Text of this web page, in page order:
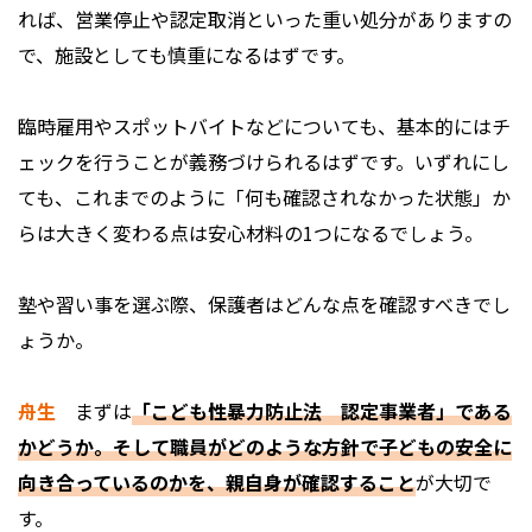
れば、営業停止や認定取消といった重い処分がありますの
で、施設としても慎重になるはずです。
臨時雇用やスポットバイトなどについても、基本的にはチ
ェックを行うことが義務づけられるはずです。いずれにし
ても、これまでのように「何も確認されなかった状態」か
らは大きく変わる点は安心材料の1つになるでしょう。
――塾や習い事を選ぶ際、保護者はどんな点を確認すべきでし
ょうか。
舟生 まずは「こども性暴力防止法 認定事業者」である
かどうか。そして職員がどのような方針で子どもの安全に
向き合っているのかを、親自身が確認することが大切で
す。